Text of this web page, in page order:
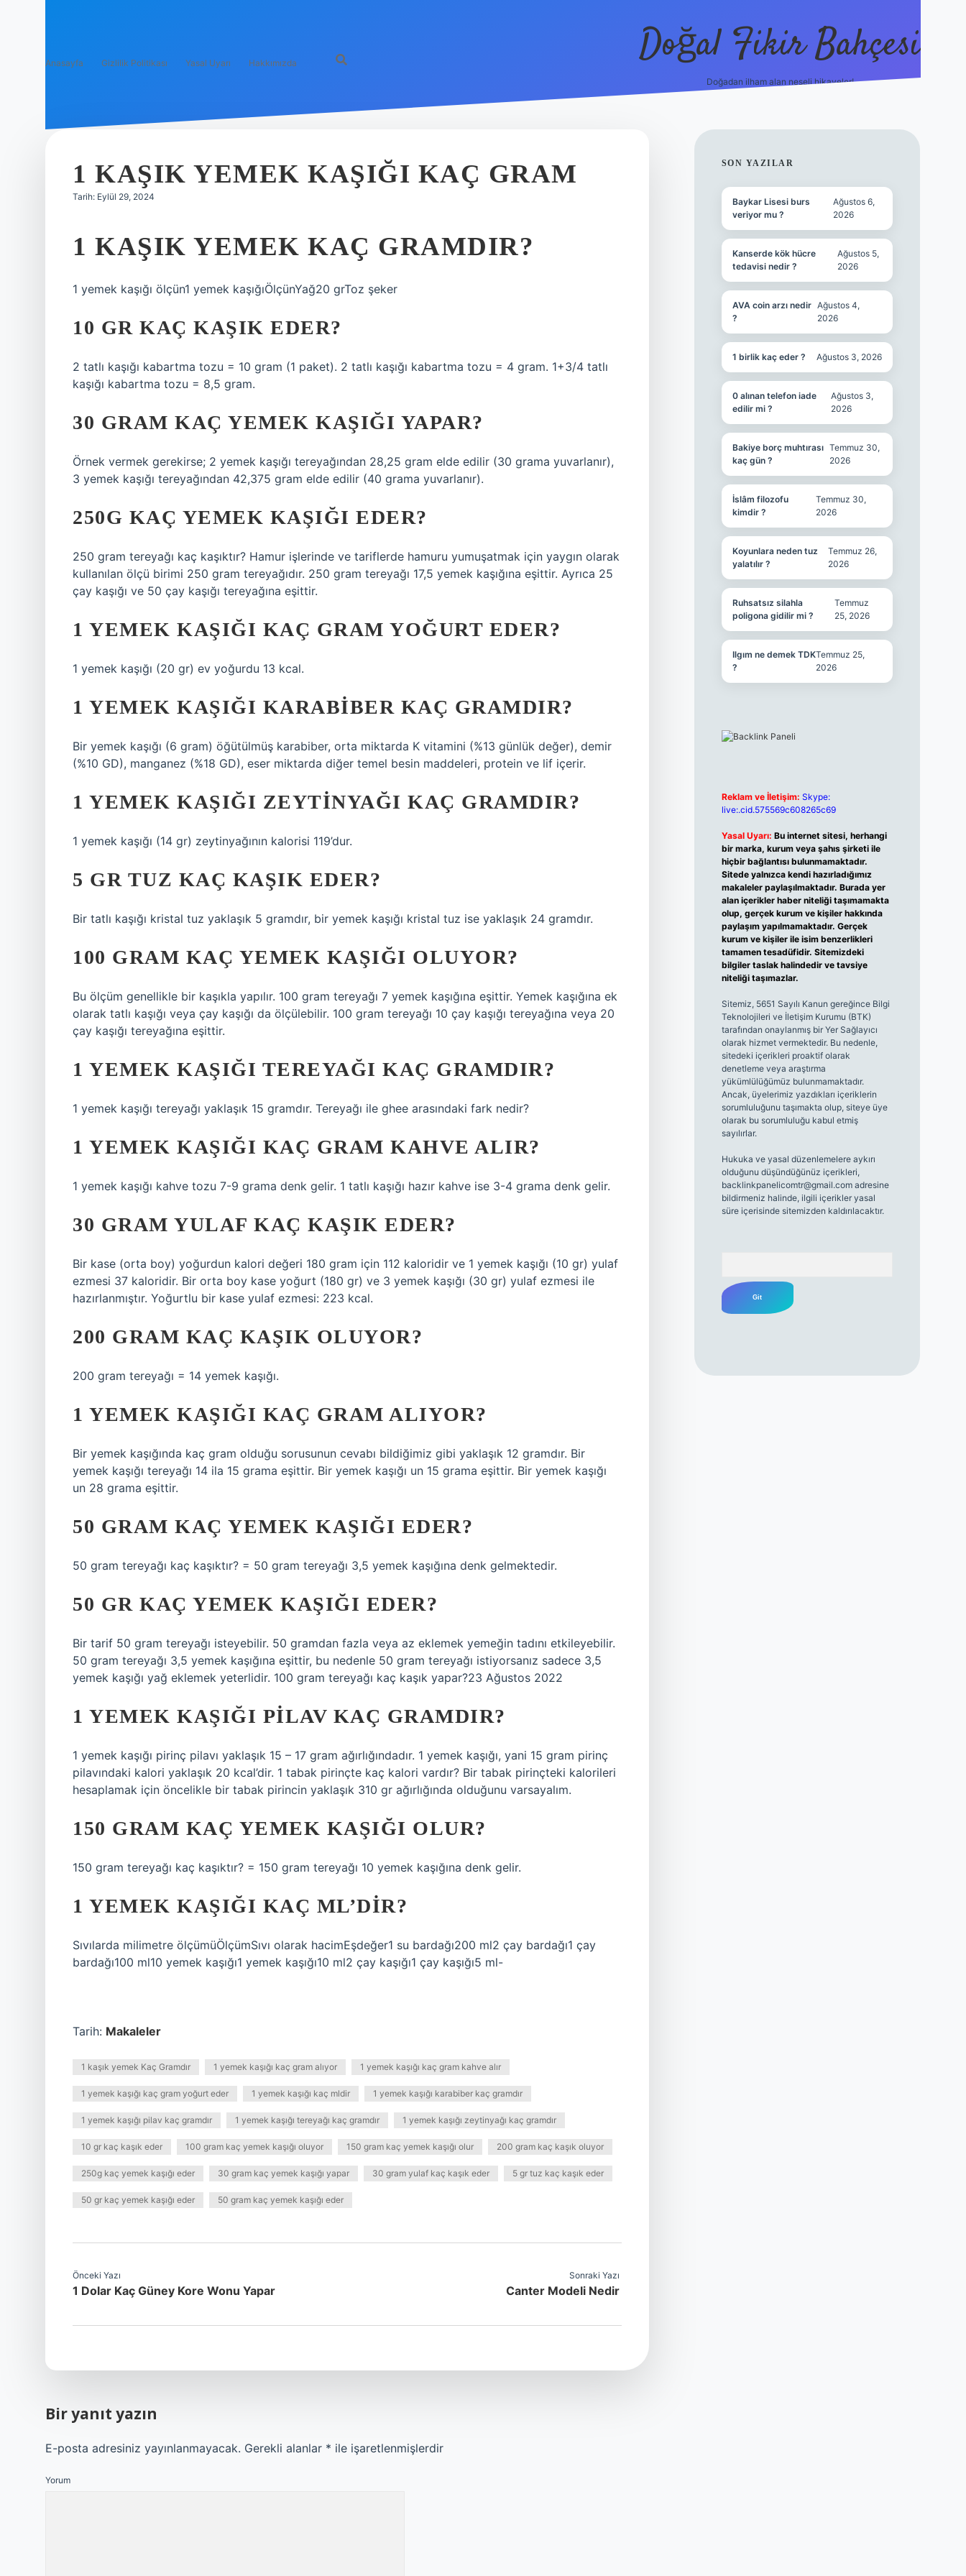
Anasayfa Gizlilik Politikası Yasal Uyarı Hakkımızda Doğal Fikir Bahçesi
Doğadan ilham alan neşeli hikayeler!
1 KAŞIK YEMEK KAŞIĞI KAÇ GRAM
Tarih: Eylül 29, 2024
1 KAŞIK YEMEK KAÇ GRAMDIR?
1 yemek kaşığı ölçün1 yemek kaşığıÖlçünYağ20 grToz şeker
10 GR KAÇ KAŞIK EDER?
2 tatlı kaşığı kabartma tozu = 10 gram (1 paket). 2 tatlı kaşığı kabartma tozu = 4 gram. 1+3/4 tatlı
kaşığı kabartma tozu = 8,5 gram.
30 GRAM KAÇ YEMEK KAŞIĞI YAPAR?
Örnek vermek gerekirse; 2 yemek kaşığı tereyağından 28,25 gram elde edilir (30 grama yuvarlanır),
3 yemek kaşığı tereyağından 42,375 gram elde edilir (40 grama yuvarlanır).
250G KAÇ YEMEK KAŞIĞI EDER?
250 gram tereyağı kaç kaşıktır? Hamur işlerinde ve tariflerde hamuru yumuşatmak için yaygın olarak
kullanılan ölçü birimi 250 gram tereyağıdır. 250 gram tereyağı 17,5 yemek kaşığına eşittir. Ayrıca 25
çay kaşığı ve 50 çay kaşığı tereyağına eşittir.
1 YEMEK KAŞIĞI KAÇ GRAM YOĞURT EDER?
1 yemek kaşığı (20 gr) ev yoğurdu 13 kcal.
1 YEMEK KAŞIĞI KARABIBER KAÇ GRAMDIR?
Bir yemek kaşığı (6 gram) öğütülmüş karabiber, orta miktarda K vitamini (%13 günlük değer), demir
(%10 GD), manganez (%18 GD), eser miktarda diğer temel besin maddeleri, protein ve lif içerir.
1 YEMEK KAŞIĞI ZEYTINYAĞI KAÇ GRAMDIR?
1 yemek kaşığı (14 gr) zeytinyağının kalorisi 119’dur.
5 GR TUZ KAÇ KAŞIK EDER?
Bir tatlı kaşığı kristal tuz yaklaşık 5 gramdır, bir yemek kaşığı kristal tuz ise yaklaşık 24 gramdır.
100 GRAM KAÇ YEMEK KAŞIĞI OLUYOR?
Bu ölçüm genellikle bir kaşıkla yapılır. 100 gram tereyağı 7 yemek kaşığına eşittir. Yemek kaşığına ek
olarak tatlı kaşığı veya çay kaşığı da ölçülebilir. 100 gram tereyağı 10 çay kaşığı tereyağına veya 20
çay kaşığı tereyağına eşittir.
1 YEMEK KAŞIĞI TEREYAĞI KAÇ GRAMDIR?
1 yemek kaşığı tereyağı yaklaşık 15 gramdır. Tereyağı ile ghee arasındaki fark nedir?
1 YEMEK KAŞIĞI KAÇ GRAM KAHVE ALIR?
1 yemek kaşığı kahve tozu 7-9 grama denk gelir. 1 tatlı kaşığı hazır kahve ise 3-4 grama denk gelir.
30 GRAM YULAF KAÇ KAŞIK EDER?
Bir kase (orta boy) yoğurdun kalori değeri 180 gram için 112 kaloridir ve 1 yemek kaşığı (10 gr) yulaf
ezmesi 37 kaloridir. Bir orta boy kase yoğurt (180 gr) ve 3 yemek kaşığı (30 gr) yulaf ezmesi ile
hazırlanmıştır. Yoğurtlu bir kase yulaf ezmesi: 223 kcal.
200 GRAM KAÇ KAŞIK OLUYOR?
200 gram tereyağı = 14 yemek kaşığı.
1 YEMEK KAŞIĞI KAÇ GRAM ALIYOR?
Bir yemek kaşığında kaç gram olduğu sorusunun cevabı bildiğimiz gibi yaklaşık 12 gramdır. Bir
yemek kaşığı tereyağı 14 ila 15 grama eşittir. Bir yemek kaşığı un 15 grama eşittir. Bir yemek kaşığı
un 28 grama eşittir.
50 GRAM KAÇ YEMEK KAŞIĞI EDER?
50 gram tereyağı kaç kaşıktır? = 50 gram tereyağı 3,5 yemek kaşığına denk gelmektedir.
50 GR KAÇ YEMEK KAŞIĞI EDER?
Bir tarif 50 gram tereyağı isteyebilir. 50 gramdan fazla veya az eklemek yemeğin tadını etkileyebilir.
50 gram tereyağı 3,5 yemek kaşığına eşittir, bu nedenle 50 gram tereyağı istiyorsanız sadece 3,5
yemek kaşığı yağ eklemek yeterlidir. 100 gram tereyağı kaç kaşık yapar?23 Ağustos 2022
1 YEMEK KAŞIĞI PILAV KAÇ GRAMDIR?
1 yemek kaşığı pirinç pilavı yaklaşık 15 – 17 gram ağırlığındadır. 1 yemek kaşığı, yani 15 gram pirinç
pilavındaki kalori yaklaşık 20 kcal’dir. 1 tabak pirinçte kaç kalori vardır? Bir tabak pirinçteki kalorileri
hesaplamak için öncelikle bir tabak pirincin yaklaşık 310 gr ağırlığında olduğunu varsayalım.
150 GRAM KAÇ YEMEK KAŞIĞI OLUR?
150 gram tereyağı kaç kaşıktır? = 150 gram tereyağı 10 yemek kaşığına denk gelir.
1 YEMEK KAŞIĞI KAÇ ML’DIR?
Sıvılarda milimetre ölçümüÖlçümSıvı olarak hacimEşdeğer1 su bardağı200 ml2 çay bardağı1 çay
bardağı100 ml10 yemek kaşığı1 yemek kaşığı10 ml2 çay kaşığı1 çay kaşığı5 ml-
Tarih: Makaleler
1 kaşık yemek Kaç Gramdır 1 yemek kaşığı kaç gram alıyor 1 yemek kaşığı kaç gram kahve alır
1 yemek kaşığı kaç gram yoğurt eder 1 yemek kaşığı kaç mldir 1 yemek kaşığı karabiber kaç gramdır
1 yemek kaşığı pilav kaç gramdır 1 yemek kaşığı tereyağı kaç gramdır 1 yemek kaşığı zeytinyağı kaç gramdır
10 gr kaç kaşık eder 100 gram kaç yemek kaşığı oluyor 150 gram kaç yemek kaşığı olur 200 gram kaç kaşık oluyor
250g kaç yemek kaşığı eder 30 gram kaç yemek kaşığı yapar 30 gram yulaf kaç kaşık eder 5 gr tuz kaç kaşık eder
50 gr kaç yemek kaşığı eder 50 gram kaç yemek kaşığı eder
Önceki Yazı
1 Dolar Kaç Güney Kore Wonu Yapar
Sonraki Yazı
Canter Modeli Nedir
Bir yanıt yazın
E-posta adresiniz yayınlanmayacak. Gerekli alanlar * ile işaretlenmişlerdir
Yorum
SIDEBAR
SON YAZILAR
Baykar Lisesi burs
veriyor mu ?
Ağustos 6,
2026
Kanserde kök hücre
tedavisi nedir ?
Ağustos 5,
2026
AVA coin arzı nedir
?
Ağustos 4,
2026
1 birlik kaç eder ? Ağustos 3, 2026
0 alınan telefon iade
edilir mi ?
Ağustos 3,
2026
Bakiye borç muhtırası
kaç gün ?
Temmuz 30,
2026
İslâm filozofu
kimdir ?
Temmuz 30,
2026
Koyunlara neden tuz
yalatılır ?
Temmuz 26,
2026
Ruhsatsız silahla
poligona gidilir mi ?
Temmuz
25, 2026
Ilgım ne demek TDK
?
Temmuz 25,
2026
Reklam ve İletişim: Skype:
live:.cid.575569c608265c69
Yasal Uyarı: Bu internet sitesi, herhangi
bir marka, kurum veya şahıs şirketi ile
hiçbir bağlantısı bulunmamaktadır.
Sitede yalnızca kendi hazırladığımız
makaleler paylaşılmaktadır. Burada yer
alan içerikler haber niteliği taşımamakta
olup, gerçek kurum ve kişiler hakkında
paylaşım yapılmamaktadır. Gerçek
kurum ve kişiler ile isim benzerlikleri
tamamen tesadüfidir. Sitemizdeki
bilgiler taslak halindedir ve tavsiye
niteliği taşımazlar.
Sitemiz, 5651 Sayılı Kanun gereğince Bilgi
Teknolojileri ve İletişim Kurumu (BTK)
tarafından onaylanmış bir Yer Sağlayıcı
olarak hizmet vermektedir. Bu nedenle,
sitedeki içerikleri proaktif olarak
denetleme veya araştırma
yükümlülüğümüz bulunmamaktadır.
Ancak, üyelerimiz yazdıkları içeriklerin
sorumluluğunu taşımakta olup, siteye üye
olarak bu sorumluluğu kabul etmiş
sayılırlar.
Hukuka ve yasal düzenlemelere aykırı
olduğunu düşündüğünüz içerikleri,
backlinkpanelicomtr@gmail.comadresine
bildirmeniz halinde, ilgili içerikler yasal
süre içerisinde sitemizden kaldırılacaktır.
grandoperabet resmi